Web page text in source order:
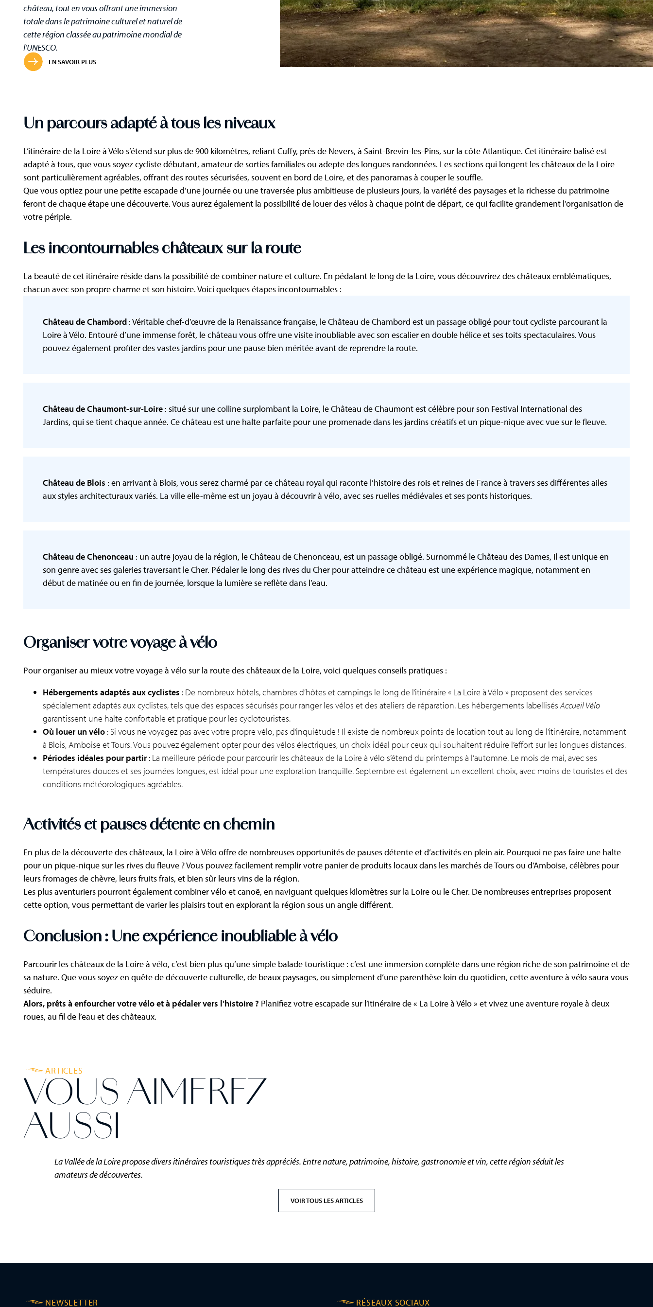
château, tout en vous offrant une immersion
totale dans le patrimoine culturel et naturel de
cette région classée au patrimoine mondial de
l’UNESCO.
EN SAVOIR PLUS
Un parcours adapté à tous les niveaux
L’itinéraire de la Loire à Vélo s’étend sur plus de 900 kilomètres, reliant Cuffy, près de Nevers, à Saint-Brevin-les-Pins, sur la côte Atlantique. Cet itinéraire balisé est
adapté à tous, que vous soyez cycliste débutant, amateur de sorties familiales ou adepte des longues randonnées. Les sections qui longent les châteaux de la Loire
sont particulièrement agréables, offrant des routes sécurisées, souvent en bord de Loire, et des panoramas à couper le souffle​​.
Que vous optiez pour une petite escapade d’une journée ou une traversée plus ambitieuse de plusieurs jours, la variété des paysages et la richesse du patrimoine
feront de chaque étape une découverte. Vous aurez également la possibilité de louer des vélos à chaque point de départ, ce qui facilite grandement l’organisation de
votre périple.
Les incontournables châteaux sur la route
La beauté de cet itinéraire réside dans la possibilité de combiner nature et culture. En pédalant le long de la Loire, vous découvrirez des châteaux emblématiques,
chacun avec son propre charme et son histoire. Voici quelques étapes incontournables :
Château de Chambord : Véritable chef-d’œuvre de la Renaissance française, le Château de Chambord est un passage obligé pour tout cycliste parcourant la
Loire à Vélo. Entouré d’une immense forêt, le château vous offre une visite inoubliable avec son escalier en double hélice et ses toits spectaculaires​. Vous
pouvez également profiter des vastes jardins pour une pause bien méritée avant de reprendre la route.
Château de Chaumont-sur-Loire : situé sur une colline surplombant la Loire, le Château de Chaumont est célèbre pour son Festival International des
Jardins, qui se tient chaque année. Ce château est une halte parfaite pour une promenade dans les jardins créatifs et un pique-nique avec vue sur le fleuve​.
Château de Blois : en arrivant à Blois, vous serez charmé par ce château royal qui raconte l’histoire des rois et reines de France à travers ses différentes ailes
aux styles architecturaux variés. La ville elle-même est un joyau à découvrir à vélo, avec ses ruelles médiévales et ses ponts historiques​​.
Château de Chenonceau : un autre joyau de la région, le Château de Chenonceau, est un passage obligé. Surnommé le Château des Dames, il est unique en
son genre avec ses galeries traversant le Cher. Pédaler le long des rives du Cher pour atteindre ce château est une expérience magique, notamment en
début de matinée ou en fin de journée, lorsque la lumière se reflète dans l’eau​​.
Organiser votre voyage à vélo
Pour organiser au mieux votre voyage à vélo sur la route des châteaux de la Loire, voici quelques conseils pratiques :
Hébergements adaptés aux cyclistes : De nombreux hôtels, chambres d’hôtes et campings le long de l’itinéraire « La Loire à Vélo » proposent des services
spécialement adaptés aux cyclistes, tels que des espaces sécurisés pour ranger les vélos et des ateliers de réparation. Les hébergements labellisésAccueil Vélo
garantissent une halte confortable et pratique pour les cyclotouristes​.
Où louer un vélo : Si vous ne voyagez pas avec votre propre vélo, pas d’inquiétude ! Il existe de nombreux points de location tout au long de l’itinéraire, notamment
à Blois, Amboise et Tours. Vous pouvez également opter pour des vélos électriques, un choix idéal pour ceux qui souhaitent réduire l’effort sur les longues distances.
Périodes idéales pour partir: La meilleure période pour parcourir les châteaux de la Loire à vélo s’étend du printemps à l’automne. Le mois de mai, avec ses
températures douces et ses journées longues, est idéal pour une exploration tranquille. Septembre est également un excellent choix, avec moins de touristes et des
conditions météorologiques agréables​​.
Activités et pauses détente en chemin
En plus de la découverte des châteaux, la Loire à Vélo offre de nombreuses opportunités de pauses détente et d’activités en plein air. Pourquoi ne pas faire une halte
pour un pique-nique sur les rives du fleuve ? Vous pouvez facilement remplir votre panier de produits locaux dans les marchés de Tours ou d’Amboise, célèbres pour
leurs fromages de chèvre, leurs fruits frais, et bien sûr leurs vins de la région​.
Les plus aventuriers pourront également combiner vélo et canoë, en naviguant quelques kilomètres sur la Loire ou le Cher. De nombreuses entreprises proposent
cette option, vous permettant de varier les plaisirs tout en explorant la région sous un angle différent.
Conclusion : Une expérience inoubliable à vélo
Parcourir les châteaux de la Loire à vélo, c’est bien plus qu’une simple balade touristique : c’est une immersion complète dans une région riche de son patrimoine et de
sa nature. Que vous soyez en quête de découverte culturelle, de beaux paysages, ou simplement d’une parenthèse loin du quotidien, cette aventure à vélo saura vous
séduire.
Alors, prêts à enfourcher votre vélo et à pédaler vers l’histoire ? Planifiez votre escapade sur l’itinéraire de « La Loire à Vélo » et vivez une aventure royale à deux
roues, au fil de l’eau et des châteaux.
ARTICLES
VOUS AIMEREZ
AUSSI
La Vallée de la Loire propose divers itinéraires touristiques très appréciés. Entre nature, patrimoine, histoire, gastronomie et vin, cette région séduit les
amateurs de découvertes.
VOIR TOUS LES ARTICLES
NEWSLETTER RÉSEAUX SOCIAUX